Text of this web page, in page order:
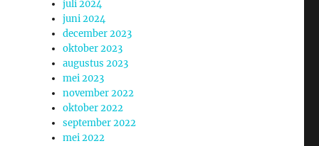
juli 2024
juni 2024
december 2023
oktober 2023
augustus 2023
mei 2023
november 2022
oktober 2022
september 2022
mei 2022